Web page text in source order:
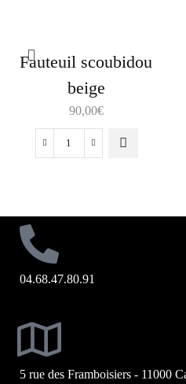
Fauteuil scoubidou
beige
90,00€
04.68.47.80.91
5 rue des Framboisiers - 11000